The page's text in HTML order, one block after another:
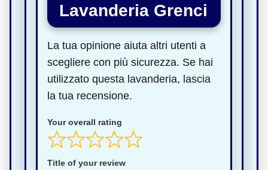
Lavanderia Grenci
La tua opinione aiuta altri utenti a
scegliere con più sicurezza. Se hai
utilizzato questa lavanderia, lascia
la tua recensione.
Your overall rating
Title of your review